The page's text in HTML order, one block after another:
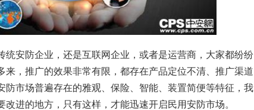
安防企业，还是互联网企业，或者是运营商，大家都纷纷
来，推广的效果非常有限，都存在产品定位不清、推广渠道
防市场普遍存在的雅观、保险、智能、装置简便等特征，我
改进的地方，只有这样，才能迅速开启民用安防市场。